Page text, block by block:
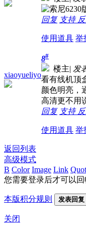
回复 支持
使用道具 举
xiaoyueliyo
8#
楼主| 发
看有线机顶
颜色明亮，
高清更不用
回复 支持
使用道具 举
返回列表
高级模式
B Color Image Link
您需要登录后才可以回
本版积分规则 发表回复
关闭